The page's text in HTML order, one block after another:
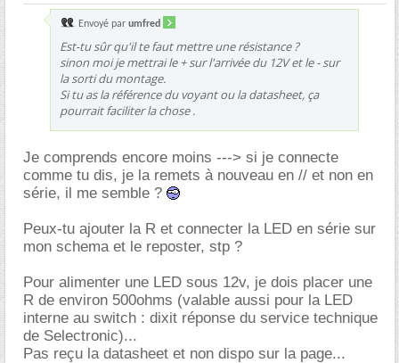
Envoyé par umfred
Est-tu sûr qu'il te faut mettre une résistance ?
sinon moi je mettrai le + sur l'arrivée du 12V et le - sur
la sorti du montage.
Si tu as la référence du voyant ou la datasheet, ça
pourrait faciliter la chose .
Je comprends encore moins ---> si je connecte
comme tu dis, je la remets à nouveau en // et non en
série, il me semble ?
Peux-tu ajouter la R et connecter la LED en série sur
mon schema et le reposter, stp ?
Pour alimenter une LED sous 12v, je dois placer une
R de environ 500ohms (valable aussi pour la LED
interne au switch : dixit réponse du service technique
de Selectronic)...
Pas reçu la datasheet et non dispo sur la page...